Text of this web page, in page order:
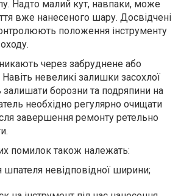
Надто малий кут, навпаки, може
вже нанесеного шару. Досвідчені
положення інструменту
через забруднене або
невеликі залишки засохлої
борозни та подряпини на
необхідно регулярно очищати
завершення ремонту ретельно
помилок також належать:
шпателя невідповідної ширини;